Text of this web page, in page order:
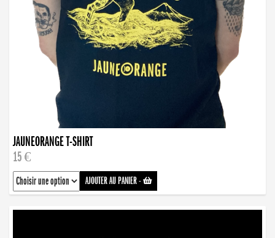
JAUNEORANGE T-SHIRT
15 €
AJOUTER AU PANIER-